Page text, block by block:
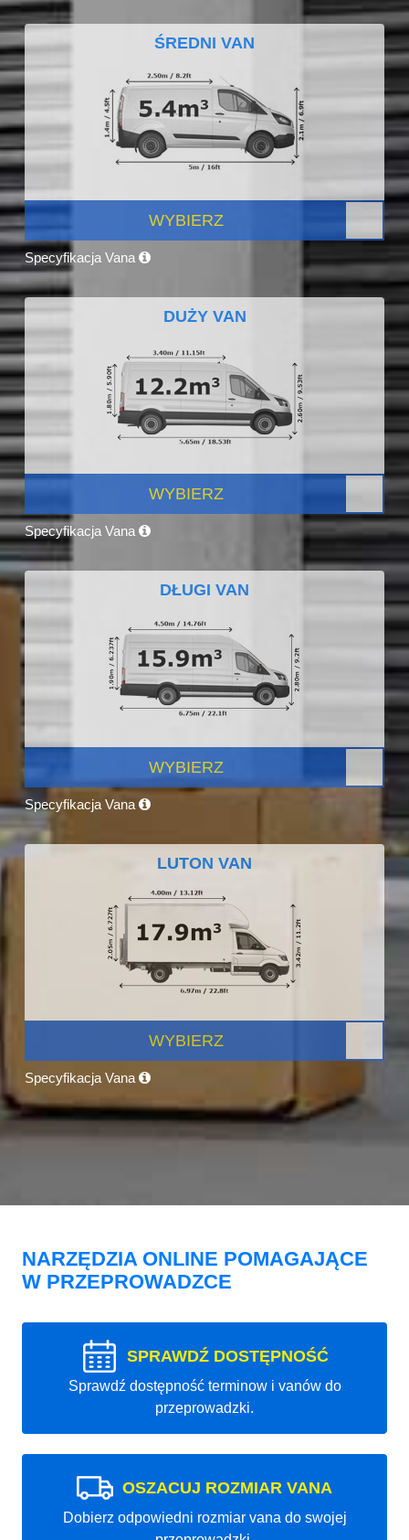
ŚREDNI VAN
WYBIERZ
Specyfikacja Vana
DUŻY VAN
WYBIERZ
Specyfikacja Vana
DŁUGI VAN
WYBIERZ
Specyfikacja Vana
LUTON VAN
WYBIERZ
Specyfikacja Vana
NARZĘDZIA ONLINE POMAGAJĄCE
W PRZEPROWADZCE
SPRAWDŹ DOSTĘPNOŚĆ
Sprawdź dostępność terminow i vanów do
przeprowadzki.
OSZACUJ ROZMIAR VANA
Dobierz odpowiedni rozmiar vana do swojej